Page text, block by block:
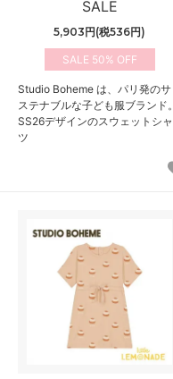
SALE
5,903円(税536円)
50%
Studio Boheme は、パリ発のサ
ステナブルな子ども服ブランド。
SS26デザインのスウェットシャ
ツ